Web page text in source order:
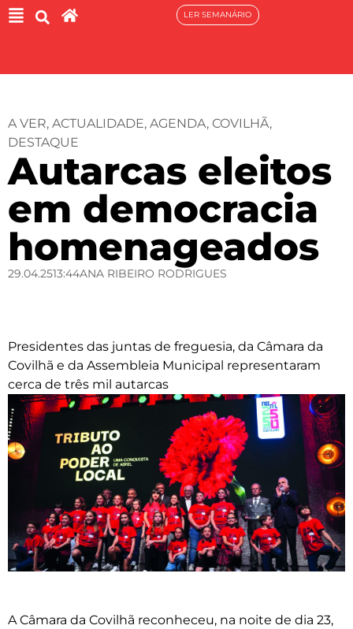
LER SEMANÁRIO
A VER, ACTUALIDADE, AGENDA, COVILHÃ,
DESTAQUE
Autarcas eleitos
em democracia
homenageados
29.04.2513:44ANA RIBEIRO RODRIGUES
Presidentes das juntas de freguesia, da Câmara da
Covilhã e da Assembleia Municipal representaram
cerca de três mil autarcas
A Câmara da Covilhã reconheceu, na noite de dia 23,